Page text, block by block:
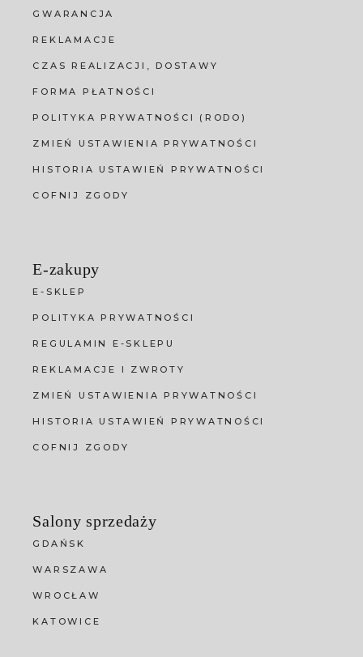
GWARANCJA
REKLAMACJE
CZAS REALIZACJI, DOSTAWY
FORMA PŁATNOŚCI
POLITYKA PRYWATNOŚCI (RODO)
ZMIEŃ USTAWIENIA PRYWATNOŚCI
HISTORIA USTAWIEŃ PRYWATNOŚCI
COFNIJ ZGODY
E-zakupy
E-SKLEP
POLITYKA PRYWATNOŚCI
REGULAMIN E-SKLEPU
REKLAMACJE I ZWROTY
ZMIEŃ USTAWIENIA PRYWATNOŚCI
HISTORIA USTAWIEŃ PRYWATNOŚCI
COFNIJ ZGODY
Salony sprzedaży
GDAŃSK
WARSZAWA
WROCŁAW
KATOWICE